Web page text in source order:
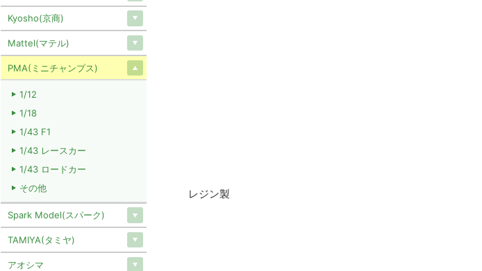
レジン製
Kyosho(京商)
Mattel(マテル)
PMA(ミニチャンプス)
1/12
1/18
1/43 F1
1/43 レースカー
1/43 ロードカー
その他
Spark Model(スパーク)
TAMIYA(タミヤ)
アオシマ